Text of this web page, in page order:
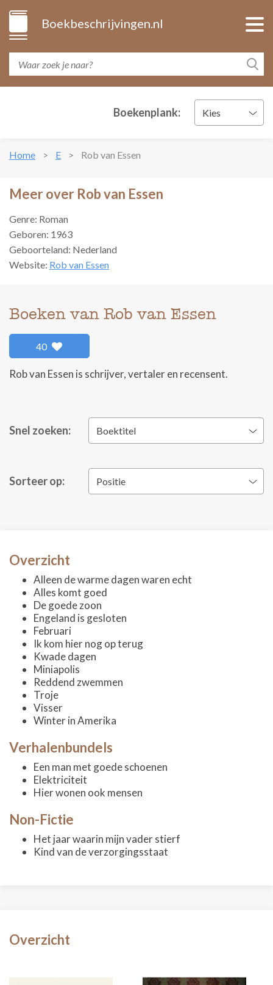
Boekbeschrijvingen.nl
Boekenplank: Kies
Home E Rob van Essen
Meer over Rob van Essen
Genre: Roman
Geboren: 1963
Geboorteland: Nederland
Website: Rob van Essen
Boeken van Rob van Essen
40
Rob van Essen is schrijver, vertaler en recensent.
Snel zoeken: Boektitel
Sorteer op: Positie
Overzicht
Alleen de warme dagen waren echt
Alles komt goed
De goede zoon
Engeland is gesloten
Februari
Ik kom hier nog op terug
Kwade dagen
Miniapolis
Reddend zwemmen
Troje
Visser
Winter in Amerika
Verhalenbundels
Een man met goede schoenen
Elektriciteit
Hier wonen ook mensen
Non-Fictie
Het jaar waarin mijn vader stierf
Kind van de verzorgingsstaat
Overzicht